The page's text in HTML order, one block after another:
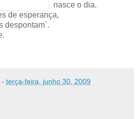
nasce o dia.
de esperança,
despontam`.
- terça-feira, junho 30, 2009